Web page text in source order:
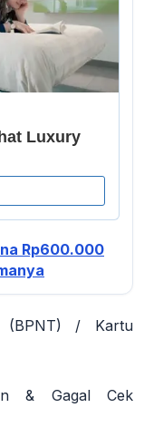
Rp600.000
(BPNT) / Kartu
& Gagal Cek